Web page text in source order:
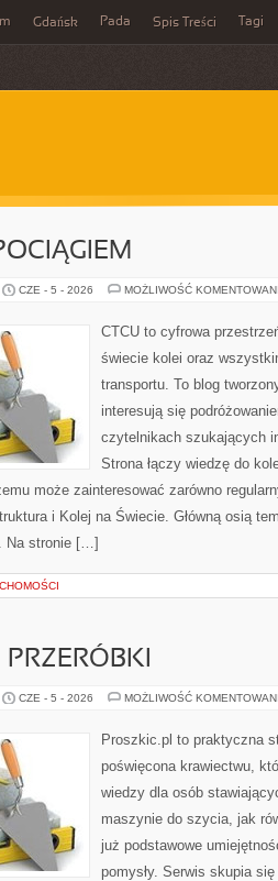
Gdańsk Pada Spis Treści Tagi
CZE - 5 - 2026 MOŻLIWOŚĆ
CTCU to cyfrowa
świecie kolei oraz
transportu. To blog
interesują się
czytelnikach szukających
Strona łączy wiedzę do
może zainteresować zarówno
i Kolej na Świecie. Główną osią
Na stronie […]
CZE - 5 - 2026 MOŻLIWOŚĆ
Proszkic.pl to praktyczna
poświęcona krawiectwu,
wiedzy dla osób
maszynie do szycia, jak
już podstawowe
pomysły. Serwis skupia